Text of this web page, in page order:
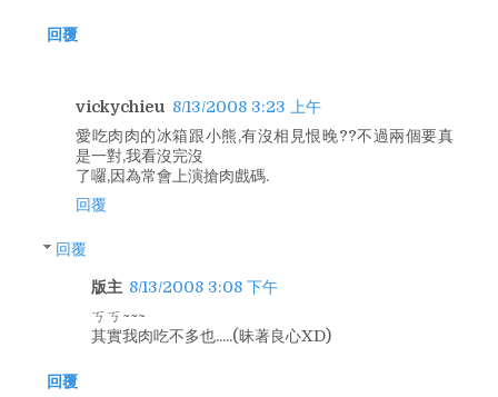
回覆
vickychieu 8/13/2008 3:23 上午
愛吃肉肉的冰箱跟小熊,有沒相見恨晚??不過兩個要真
是一對,我看沒完沒
了囉,因為常會上演搶肉戲碼.
回覆
回覆
版主 8/13/2008 3:08 下午
ㄎㄎ~~~
其實我肉吃不多也.....(昧著良心XD)
回覆